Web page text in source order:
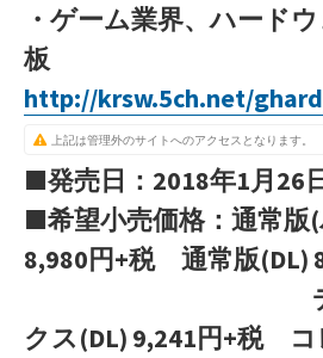
・ゲーム業界、ハード
板
http://krsw.5ch.net/
上記は管理外のサイトへのアクセスとなります。
■発売日：2018年1月26
■希望小売価格：通常版
8,980円+税 通常版(DL)
デジタル
クス(DL) 9,241円+税